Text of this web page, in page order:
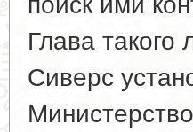
Глава
Сиверс